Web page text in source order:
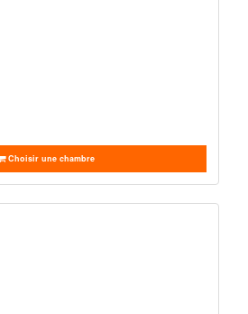
Choisir une chambre